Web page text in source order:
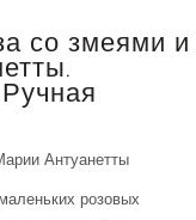
со змеями и
Антуанетты
розовых